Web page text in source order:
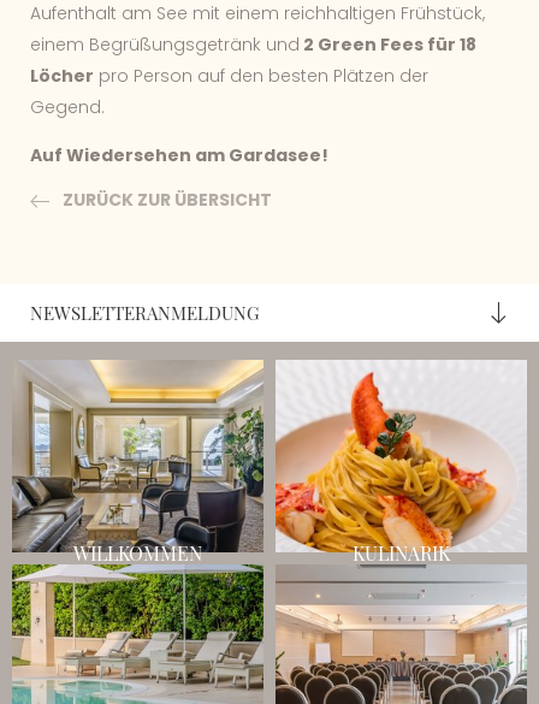
Aufenthalt am See mit einem reichhaltigen Frühstück,
einem Begrüßungsgetränk und 2 Green Fees für 18
Löcher pro Person auf den besten Plätzen der
Gegend.
Auf Wiedersehen am Gardasee!
ZURÜCK ZUR ÜBERSICHT
NEWSLETTERANMELDUNG
WILLKOMMEN KULINARIK